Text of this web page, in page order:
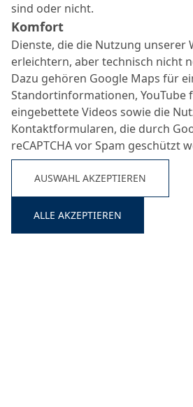
sind oder nicht.
Komfort
Dienste, die die Nutzung unserer
erleichtern, aber technisch nicht
Dazu gehören Google Maps für
Standortinformationen, YouTube
eingebettete Videos sowie die
Kontaktformularen, die durch
reCAPTCHA vor Spam geschützt
AUSWAHL AKZEPTIEREN
ALLE AKZEPTIEREN